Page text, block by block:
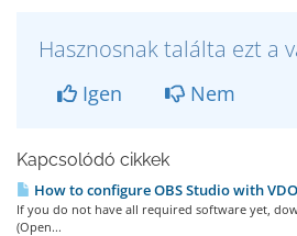
Hasznosnak találta ezt a
Igen Nem
Kapcsolódó cikkek
How to configure OBS Studio with
If you do not have all required software yet,
(Open...